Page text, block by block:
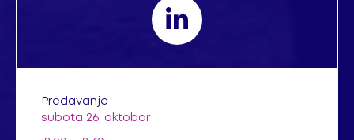
Predavanje
subota 26. oktobar